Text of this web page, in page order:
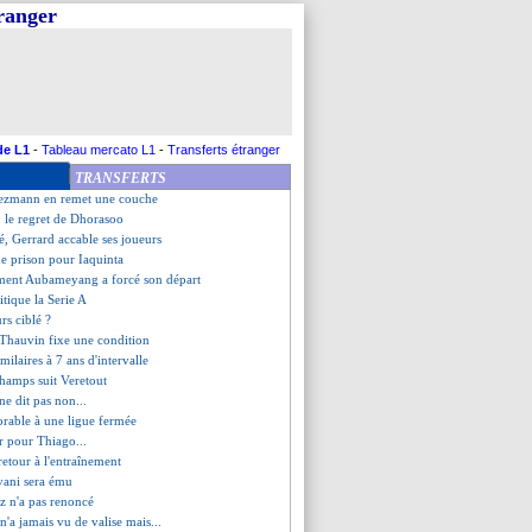
L1 - Tableau mercato L1 - Transferts étranger
TRANSFERTS
les compos
Higuain, Batistuta a tranché
les compos
en remet une couche
le regret de Dhorasoo
Gerrard accable ses joueurs
prison pour Iaquinta
Aubameyang a forcé son départ
la Serie A
ciblé ?
fixe une condition
à 7 ans d'intervalle
suit Veretout
dit pas non...
à une ligue fermée
pour Thiago...
à l'entraînement
sera ému
n'a pas renoncé
jamais vu de valise mais...